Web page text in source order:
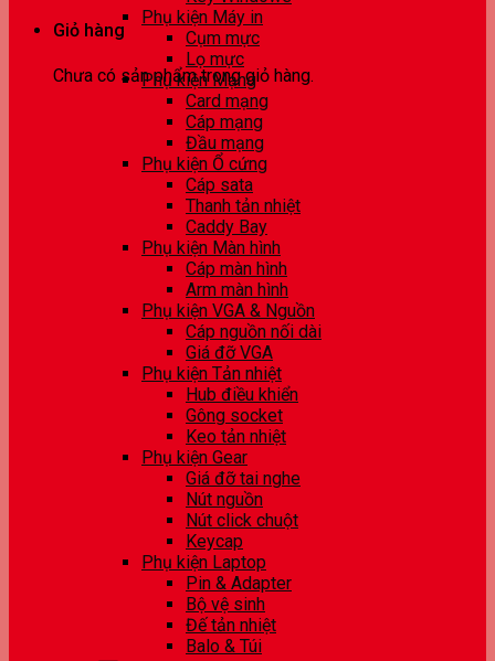
Giỏ hàng
Chưa có sản phẩm trong giỏ hàng.
Phụ kiện Máy in
Cụm mực
Lọ mực
Phụ kiện Mạng
Card mạng
Cáp mạng
Đầu mạng
Phụ kiện Ổ cứng
Cáp sata
Thanh tản nhiệt
Caddy Bay
Phụ kiện Màn hình
Cáp màn hình
Arm màn hình
Phụ kiện VGA & Nguồn
Cáp nguồn nối dài
Giá đỡ VGA
Phụ kiện Tản nhiệt
Hub điều khiển
Gông socket
Keo tản nhiệt
Phụ kiện Gear
Giá đỡ tai nghe
Nút nguồn
Nút click chuột
Keycap
Phụ kiện Laptop
Pin & Adapter
Bộ vệ sinh
Đế tản nhiệt
Balo & Túi